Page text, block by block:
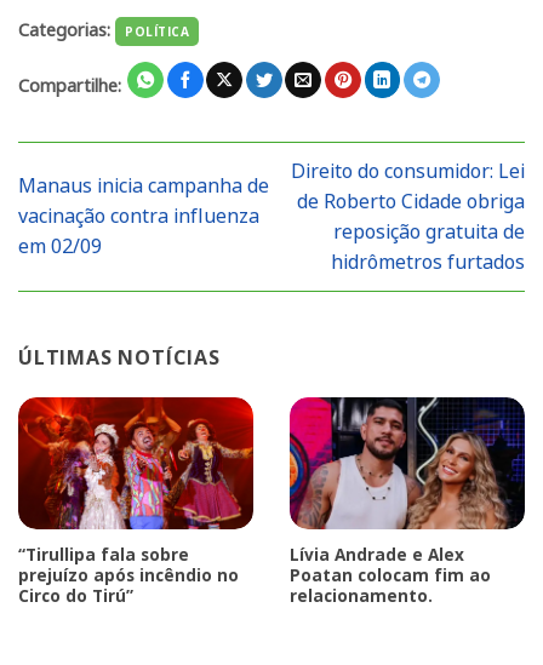
Categorias: POLÍTICA
Compartilhe:
Manaus inicia campanha de
vacinação contra influenza
em 02/09
Direito do consumidor: Lei
de Roberto Cidade obriga
reposição gratuita de
hidrômetros furtados
ÚLTIMAS NOTÍCIAS
“Tirullipa fala sobre
prejuízo após incêndio no
Circo do Tirú”
Lívia Andrade e Alex
Poatan colocam fim ao
relacionamento.